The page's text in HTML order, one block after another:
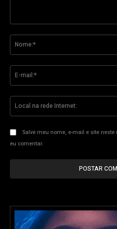
Salve meu nome, e-mail e site
eu comentar.